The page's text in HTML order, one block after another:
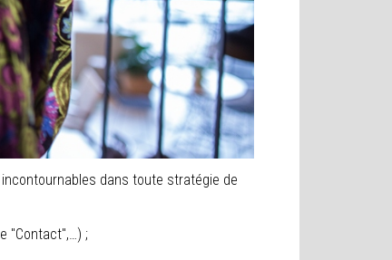
dans toute stratégie de
"Contact",…) ;